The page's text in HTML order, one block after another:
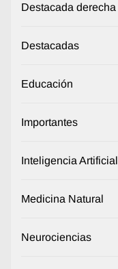
Destacada derecha
Destacadas
Educación
Importantes
Inteligencia Artificial
Medicina Natural
Neurociencias